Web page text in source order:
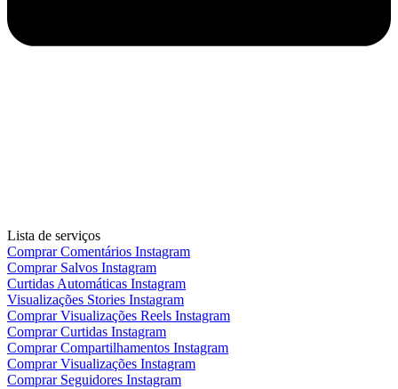
Lista de serviços
Comprar Comentários Instagram
Comprar Salvos Instagram
Curtidas Automáticas Instagram
Visualizações Stories Instagram
Comprar Visualizações Reels Instagram
Comprar Curtidas Instagram
Comprar Compartilhamentos Instagram
Comprar Visualizações Instagram
Comprar Seguidores Instagram